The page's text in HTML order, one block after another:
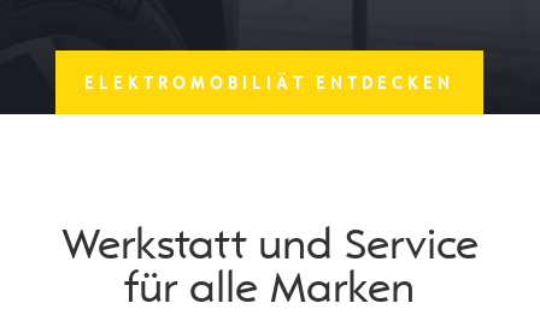
ELEKTROMOBILIÄT ENTDECKEN
Werkstatt und Service
für alle Marken